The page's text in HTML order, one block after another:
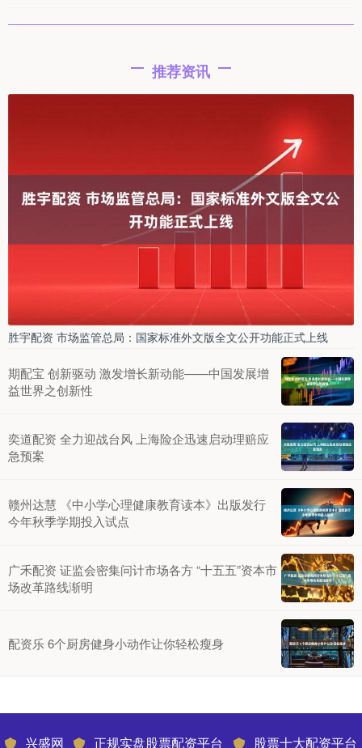
推荐资讯
胜宇配资 市场监管总局：国家标准外文版全文公开功能正式上线
期配宝 创新驱动 激发增长新动能——中国发展增
益世界之创新性
奕道配资 全力迎战台风 上海险企迅速启动理赔应
急预案
赣州达慧 《中小学心理健康教育读本》出版发行
今年秋季学期投入试点
广禾配资 证监会密集问计市场各方 “十五五”资本市
场改革路线渐明
配资乐 6个厨房健身小动作让你轻松瘦身
兴盛网 正规实盘股票配资平台 股票十大配资平台